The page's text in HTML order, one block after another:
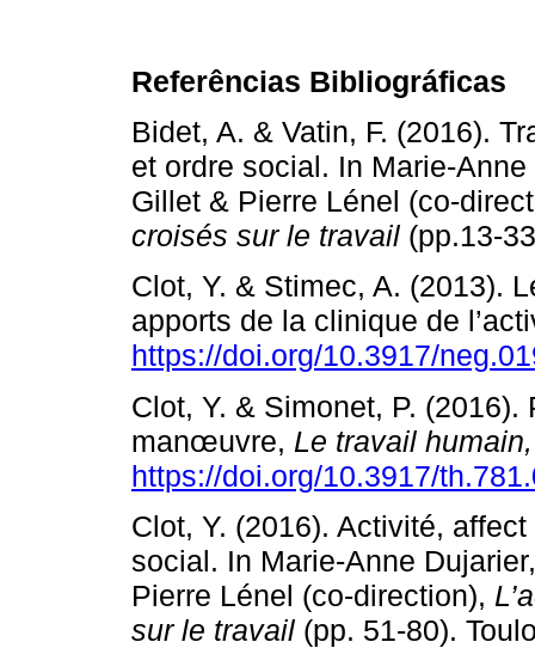
Referências Bibliográficas
Bidet, A. & Vatin, F. (2016).
et ordre social. In Marie-
Gillet & Pierre Lénel (co-
croisés sur le travail (pp.13-
Clot, Y. & Stimec, A. (2013).
apports de la clinique de
https://doi.org/10.3917/
Clot, Y. & Simonet, P. (2016).
manœuvre, Le travail humain,
https://doi.org/10.3917/
Clot, Y. (2016). Activité,
social. In Marie-Anne
Pierre Lénel (co-direction),
sur le travail (pp. 51-80).